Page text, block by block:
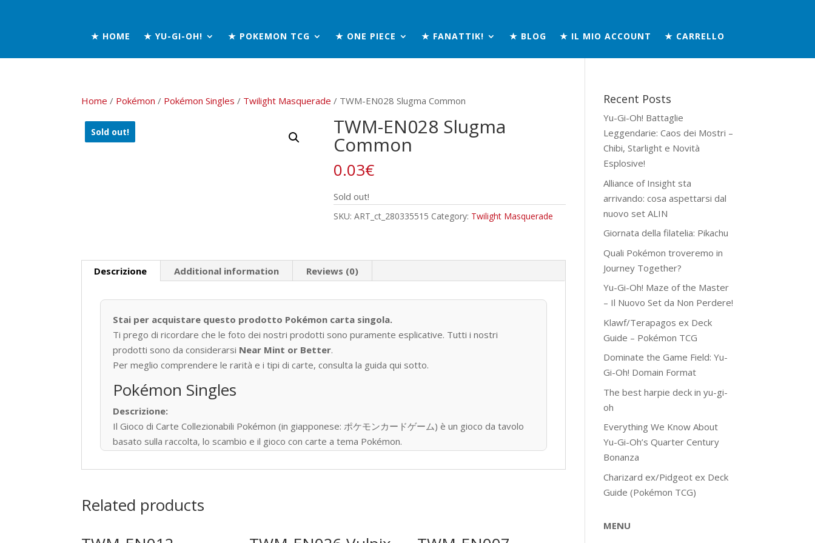
★ HOME ★ YU-GI-OH! ★ POKEMON TCG ★ ONE PIECE ★ FANATTIK! ★ BLOG ★ IL MIO ACCOUNT ★ CARRELLO
Home / Pokémon / Pokémon Singles / Twilight Masquerade / TWM-EN028 Slugma Common
Sold out! TWM-EN028 Slugma
Common
0.03€
Sold out!
SKU: ART_ct_280335515 Category: Twilight Masquerade
Descrizione Additional information Reviews (0)
Stai per acquistare questo prodotto Pokémon carta singola.
Ti prego di ricordare che le foto dei nostri prodotti sono puramente esplicative. Tutti i nostri
prodotti sono da considerarsi Near Mint or Better.
Per meglio comprendere le rarità e i tipi di carte, consulta la guida qui sotto.
Pokémon Singles
Descrizione:
Il Gioco di Carte Collezionabili Pokémon (in giapponese: ポケモンカードゲーム) è un gioco da tavolo
basato sulla raccolta, lo scambio e il gioco con carte a tema Pokémon.
34,1 miliardi di carte Pokémon in 13 lingue, distribuite in 76 paesi e regioni.
Tipi di Carte
Pokémon • Trainer • Energy
Rarità principali
Related products
Recent Posts
Yu-Gi-Oh! Battaglie
Leggendarie: Caos dei Mostri –
Chibi, Starlight e Novità
Esplosive!
Alliance of Insight sta
arrivando: cosa aspettarsi dal
nuovo set ALIN
Giornata della filatelia: Pikachu
Quali Pokémon troveremo in
Journey Together?
Yu-Gi-Oh! Maze of the Master
– Il Nuovo Set da Non Perdere!
Klawf/Terapagos ex Deck
Guide – Pokémon TCG
Dominate the Game Field: Yu-
Gi-Oh! Domain Format
The best harpie deck in yu-gi-
oh
Everything We Know About
Yu-Gi-Oh’s Quarter Century
Bonanza
Charizard ex/Pidgeot ex Deck
Guide (Pokémon TCG)
MENU